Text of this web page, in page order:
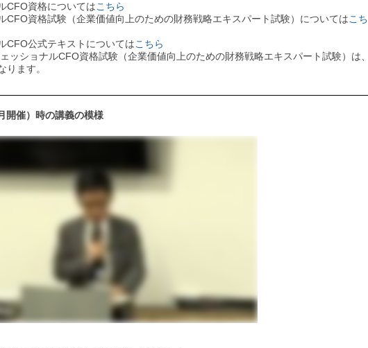
CFO資格についてはこちら
CFO資格試験（企業価値向上のための財務戦略エキスパート試験）についてはこち
CFO公式テキストについてはこちら
ッショナルCFO資格試験（企業価値向上のための財務戦略エキスパート試験）は、
ります。
開催）時の講義の模様